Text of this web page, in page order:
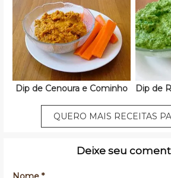
Dip de Cenoura e Cominho
QUERO MAIS RECEITAS
Deixe seu